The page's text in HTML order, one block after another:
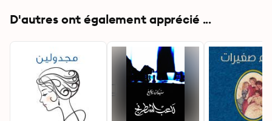
D'autres ont également apprécié ...